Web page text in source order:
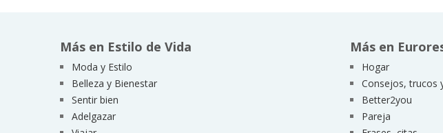
Más en Estilo de Vida
Moda y Estilo
Belleza y Bienestar
Sentir bien
Adelgazar
Más en
Hogar
Consejos, trucos
Better2you
Pareja